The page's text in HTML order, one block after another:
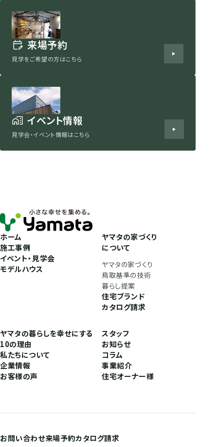
来場予約
見学をご希望の方はこちら
イベント情報
見学会・イベント情報はこちら
ホーム
施工事例
イベント・見学会
モデルハウス
ヤマタの家づくり
について
ヤマタの家づくり
鳥取基準の技術
暮らし提案
住宅ブランド
カタログ請求
ヤマタの暮らしを幸せにする
10の理由
私たちについて
企業情報
お客様の声
スタッフ
お知らせ
コラム
事業紹介
住宅オーナー様
お問い合わせ来場予約カタログ請求